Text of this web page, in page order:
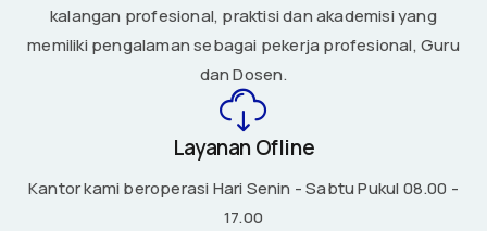
kalangan profesional, praktisi dan akademisi yang
memiliki pengalaman sebagai pekerja profesional, Guru
dan Dosen.
Layanan Ofline
Kantor kami beroperasi Hari Senin - Sabtu Pukul 08.00 -
17.00